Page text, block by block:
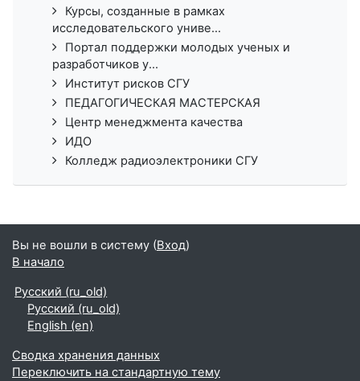
Курсы, созданные в рамках
исследовательского униве...
Портал поддержки молодых ученых и
разработчиков у...
Институт рисков СГУ
ПЕДАГОГИЧЕСКАЯ МАСТЕРСКАЯ
Центр менеджмента качества
ИДО
Колледж радиоэлектроники СГУ
Вы не вошли в систему (Вход)
В начало
Русский ‎(ru_old)‎
Русский ‎(ru_old)‎
English ‎(en)‎
Сводка хранения данных
Переключить на стандартную тему